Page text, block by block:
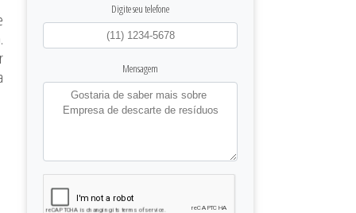
Digite seu telefone
Mensagem